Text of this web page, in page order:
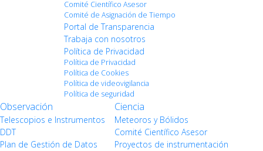
Comité Científico Asesor
Comité de Asignación de Tiempo
Portal de Transparencia
Trabaja con nosotros
Política de Privacidad
Política de Privacidad
Política de Cookies
Política de videovigilancia
Política de seguridad
Observación
Telescopios e Instrumentos
DDT
Plan de Gestión de Datos
Ciencia
Meteoros y Bólidos
Comité Científico Asesor
Proyectos de instrumentación